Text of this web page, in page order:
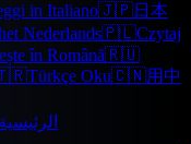
in Italiano🇯🇵日本
Nederlands🇵🇱Czytaj
în Română🇷🇺
Türkçe Oku🇨🇳用中
الرئيسية